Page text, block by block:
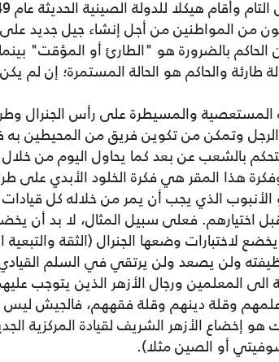
من المواطنين من أجل إنشاء جيل جديد
الحاكم بالضرورة هو "الطارئ أو المؤقت"
طارئة والحاكم هو الحالة المستمرة؛ إن لم
المستعصية والمسيطرة على رأس الجنرال
وتمكن من تكوين فريق من المحيطين
بالشعب عن بعد كما يحاول اليوم من
وفكرة هذا المقر هي فكرة الخلود الأبدي على
الأنبوب الذي يجب أن يمر من خلاله كل
اختيارهم. فعلى سبيل المثال، لا بد أن
لاختبارات وضعها الجنرال (الثقة
ولن يصعد ولن يرتقي في السلم
الى المعلمين ورجال الأزهر الذين يتوجب
وقلة دينهم وقلة فقههم، فالجيش
إخضاع الأزهر الشريف لقيادة المركزية
أو الصين مثلا).